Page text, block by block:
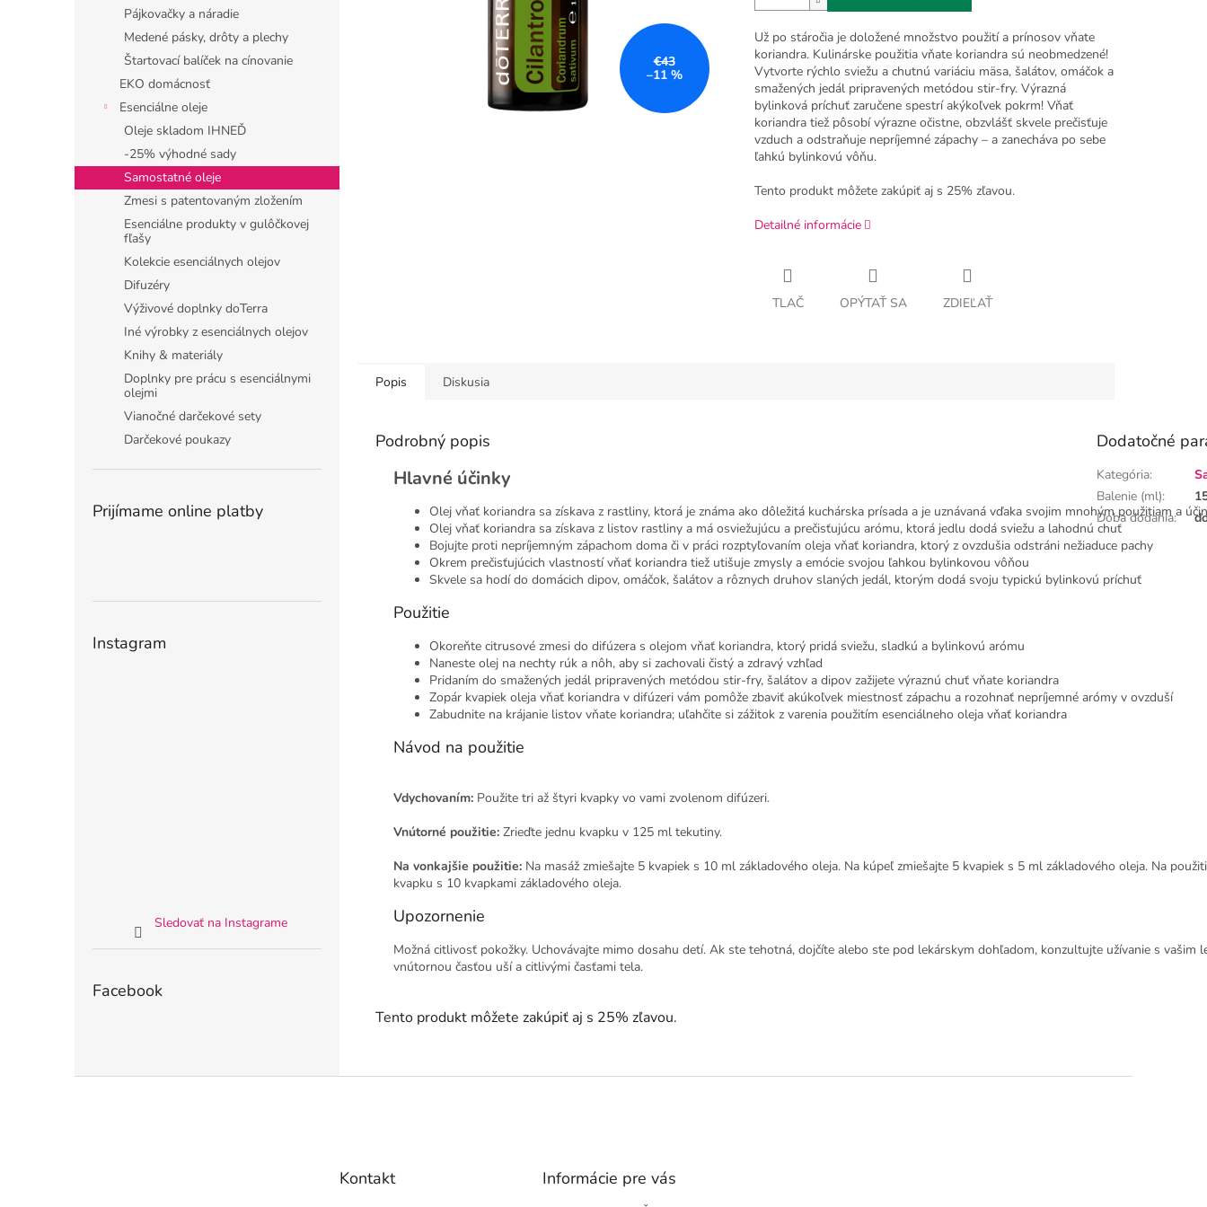
Pájkovačky a náradie
Medené pásky, drôty a plechy
Štartovací balíček na cínovanie
EKO domácnosť
Esenciálne oleje
Oleje skladom IHNEĎ
-25% výhodné sady
Samostatné oleje
Zmesi s patentovaným zložením
Esenciálne produkty v gulôčkovej
fľašy
Kolekcie esenciálnych olejov
Difuzéry
Výživové doplnky doTerra
Iné výrobky z esenciálnych olejov
Knihy & materiály
Doplnky pre prácu s esenciálnymi
olejmi
Vianočné darčekové sety
Darčekové poukazy
Prijímame online platby
Instagram
Sledovať na Instagrame
Facebook
€43
–11 %
Už po stáročia je doložené množstvo použití a prínosov vňate
koriandra. Kulinárske použitia vňate koriandra sú neobmedzené!
Vytvorte rýchlo sviežu a chutnú variáciu mäsa, šalátov, omáčok a
smažených jedál pripravených metódou stir-fry. Výrazná
bylinková príchuť zaručene spestrí akýkoľvek pokrm! Vňať
koriandra tiež pôsobí výrazne očistne, obzvlášť skvele prečisťuje
vzduch a odstraňuje nepríjemné zápachy – a zanecháva po sebe
ľahkú bylinkovú vôňu.
Tento produkt môžete zakúpiť aj s 25% zľavou.
Detailné informácie
TLAČ OPÝTAŤ SA ZDIEĽAŤ
Popis Diskusia
Podrobný popis
Hlavné účinky
Olej vňať koriandra sa získava z rastliny, ktorá je známa ako dôležitá kuchárska prísada a je uznávaná vďaka svojim mnohým použitiam a
Olej vňať koriandra sa získava z listov rastliny a má osviežujúcu a prečisťujúcu arómu, ktorá jedlu dodá sviežu a lahodnú chuť
Bojujte proti nepríjemným zápachom doma či v práci rozptyľovaním oleja vňať koriandra, ktorý z ovzdušia odstráni nežiaduce pachy
Okrem prečisťujúcich vlastností vňať koriandra tiež utišuje zmysly a emócie svojou ľahkou bylinkovou vôňou
Skvele sa hodí do domácich dipov, omáčok, šalátov a rôznych druhov slaných jedál, ktorým dodá svoju typickú bylinkovú príchuť
Použitie
Okoreňte citrusové zmesi do difúzera s olejom vňať koriandra, ktorý pridá sviežu, sladkú a bylinkovú arómu
Naneste olej na nechty rúk a nôh, aby si zachovali čistý a zdravý vzhľad
Pridaním do smažených jedál pripravených metódou stir-fry, šalátov a dipov zažijete výraznú chuť vňate koriandra
Zopár kvapiek oleja vňať koriandra v difúzeri vám pomôže zbaviť akúkoľvek miestnosť zápachu a rozohnať nepríjemné arómy v ovzduší
Zabudnite na krájanie listov vňate koriandra; uľahčite si zážitok z varenia použitím esenciálneho oleja vňať koriandra
Návod na použitie
Vdychovaním: Použite tri až štyri kvapky vo vami zvolenom difúzeri.
Vnútorné použitie: Zrieďte jednu kvapku v 125 ml tekutiny.
Na vonkajšie použitie: Na masáž zmiešajte 5 kvapiek s 10 ml základového oleja. Na kúpeľ zmiešajte 5 kvapiek s 5 ml základového oleja. Na
kvapku s 10 kvapkami základového oleja.
Upozornenie
Možná citlivosť pokožky. Uchovávajte mimo dosahu detí. Ak ste tehotná, dojčíte alebo ste pod lekárskym dohľadom, konzultujte užívanie s vašim
vnútornou časťou uší a citlivými časťami tela.
Tento produkt môžete zakúpiť aj s 25% zľavou.
Dodatočné
Kategória:
Balenie (ml):
Doba dodania:
Kontakt Informácie pre vás